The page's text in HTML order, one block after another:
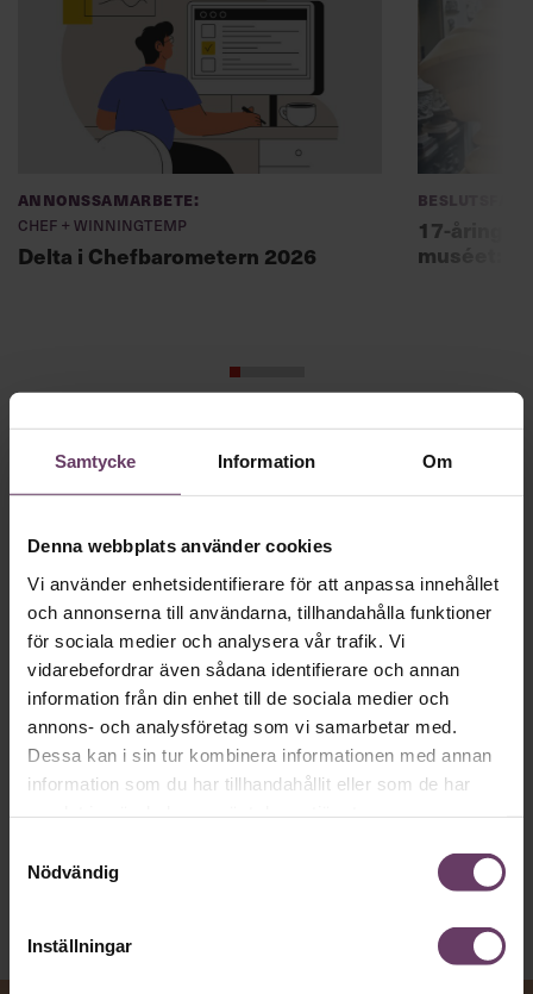
Samtycke Information Om
Denna webbplats använder cookies
Vi använder enhetsidentifierare för att anpassa innehållet
och annonserna till användarna, tillhandahålla funktioner
för sociala medier och analysera vår trafik. Vi
vidarebefordrar även sådana identifierare och annan
information från din enhet till de sociala medier och
annons- och analysföretag som vi samarbetar med.
Dessa kan i sin tur kombinera informationen med annan
information som du har tillhandahållit eller som de har
Nödvändig
Inställningar
Annonssamarbete:
Chef + Winningtemp
Delta i Chefbarometern 2026
17-åring
muséet:
Skriv som en vd med en
app
MVH VD
Kan en app som förvandlar
text till korthugget vd-språk – utan
artighetsfraser, men gärna stavfel – vara
vägen för den som vill nå fram till
toppcheferna?
Kommunikation
Text:Fredrik Kullberg